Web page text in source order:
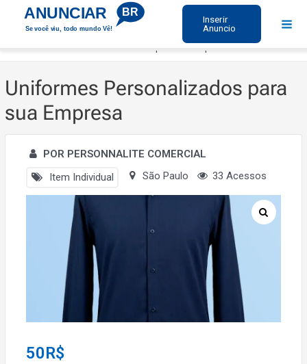
ANUNCIAR BR
Se você viu, todo mundo Vê!
Inserir
Anuncio
Uniformes Personalizados para
sua Empresa
POR PERSONNALITE COMERCIAL
Item Individual
São Paulo 33 Acessos
50R$